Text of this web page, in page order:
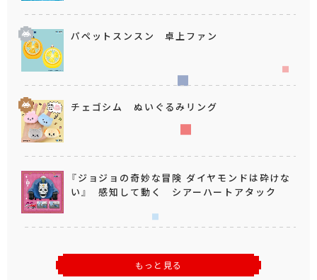
パペットスンスン 卓上ファン
チェゴシム ぬいぐるみリング
『ジョジョの奇妙な冒険 ダイヤモンドは砕けな
い』 感知して動く シアーハートアタック
もっと見る